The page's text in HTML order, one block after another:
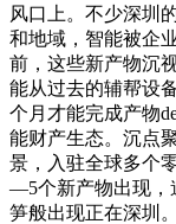
风口上。不少深圳
和地域，智能被企
前，这些新产物沉
能从过去的辅帮设
个月才能完成产物
能财产生态。沉点
景，入驻全球多个
—5个新产物出现，
笋般出现正在深圳。